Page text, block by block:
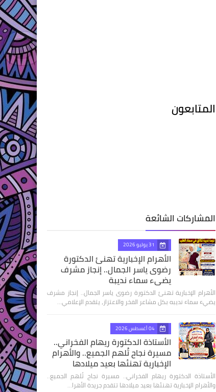
المتابعون
المشاركات الشائعة
31 يوليو 2026
الأهرام الإخبارية تهنئ الدكتورة
رضوى ياسر الجمال.. إنجاز مشرف
يضيء سماء نديبة
الأهرام الإخبارية تهنئ الدكتورة رضوى ياسر الجمال.. إنجاز مشرف
يضيء سماء نديبه بكل مشاعر الفخر والاعتزاز، يتقدم الإعلامي…
04 أغسطس 2026
الأستاذة الدكتورة ريهام الفخراني..
مسيرة نجاح تُلهم الجميع.. والأهرام
الإخبارية تهنئها بعيد ميلادها
الأستاذة الدكتورة ريهام الفخراني.. مسيرة نجاح تُلهم الجميع..
والأهرام الإخبارية تهنئها بعيد ميلادها تتقدم جريدة الأهرا…